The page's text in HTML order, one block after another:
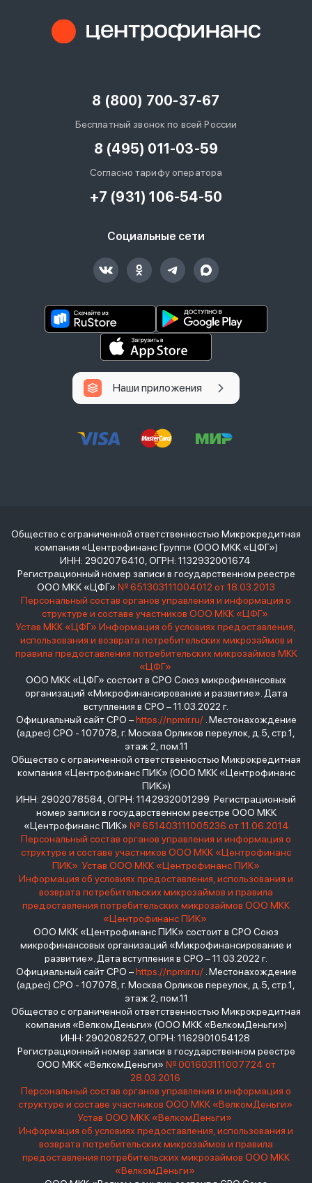
8 (800) 700-37-67
Бесплатный звонок по всей России
8 (495) 011-03-59
Согласно тарифу оператора
+7 (931) 106-54-50
Социальные сети
Наши приложения
Общество с ограниченной ответственностью Микрокредитная
компания «Центрофинанс Групп» (ООО МКК «ЦФГ»)
ИНН: 2902076410, ОГРН: 1132932001674
Регистрационный номер записи в государственном реестре
ООО МКК «ЦФГ» № 651303111004012 от 18.03.2013
Персональный состав органов управления и информация о
структуре и составе участников ООО МКК «ЦФГ»
Устав МКК «ЦФГ» Информация об условиях предоставления,
использования и возврата потребительских микрозаймов и
правила предоставления потребительских микрозаймов МКК
«ЦФГ»
ООО МКК «ЦФГ» состоит в СРО Союз микрофинансовых
организаций «Микрофинансирование и развитие». Дата
вступления в СРО – 11.03.2022 г.
Официальный сайт СРО –https://npmir.ru/. Местонахождение
(адрес) СРО - 107078, г. Москва Орликов переулок, д.5, стр.1,
этаж 2, пом.11
Общество с ограниченной ответственностью Микрокредитная
компания «Центрофинанс ПИК» (ООО МКК «Центрофинанс
ПИК»)
ИНН: 2902078584, ОГРН: 1142932001299 Регистрационный
номер записи в государственном реестре ООО МКК
«Центрофинанс ПИК» № 651403111005236 от 11.06.2014
Персональный состав органов управления и информация о
структуре и составе участников ООО МКК «Центрофинанс
ПИК» Устав ООО МКК «Центрофинанс ПИК»
Информация об условиях предоставления, использования и
возврата потребительских микрозаймов и правила
предоставления потребительских микрозаймов ООО МКК
«Центрофинанс ПИК»
ООО МКК «Центрофинанс ПИК» состоит в СРО Союз
микрофинансовых организаций «Микрофинансирование и
развитие». Дата вступления в СРО – 11.03.2022 г.
Официальный сайт СРО –https://npmir.ru/. Местонахождение
(адрес) СРО - 107078, г. Москва Орликов переулок, д.5, стр.1,
этаж 2, пом.11
Общество с ограниченной ответственностью Микрокредитная
компания «ВелкомДеньги» (ООО МКК «ВелкомДеньги»)
ИНН: 2902082527, ОГРН: 1162901054128
Регистрационный номер записи в государственном реестре
ООО МКК «ВелкомДеньги» № 001603111007724 от
28.03.2016
Персональный состав органов управления и информация о
структуре и составе участников ООО МКК «ВелкомДеньги»
Устав ООО МКК «ВелкомДеньги»
Информация об условиях предоставления, использования и
возврата потребительских микрозаймов и правила
предоставления потребительских микрозаймов ООО МКК
«ВелкомДеньги»